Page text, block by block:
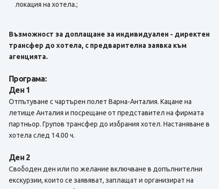
локация на хотела.;
Възможност за доплащане за индивидуален - директен
трансфер до хотела, с предварителна заявка към
агенцията.
Програма:
Ден 1
Отпътуване с чартърен полет Варна-Анталия. Кацане на
летище Анталия и посрещане от представител на фирмата
партньор. Групов трансфер до избрания хотел. Настаняване в
хотела след 14.00 ч.
Ден 2
Свободен ден или по желание включване в допълнителни
екскурзии, които се заявяват, заплащат и организират на